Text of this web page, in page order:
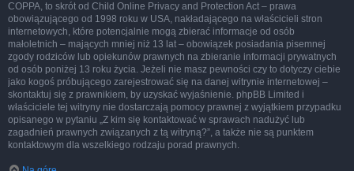
COPPA, to skrót od Child Online Privacy and Protection Act – prawa
obowiązującego od 1998 roku w USA, nakładającego na właścicieli stron
internetowych, które potencjalnie mogą zbierać informacje od osób
małoletnich – mających mniej niż 13 lat – obowiązek posiadania pisemnej
zgody rodziców lub opiekunów prawnych na zbieranie informacji prywatnych
od osób poniżej 13 roku życia. Jeżeli nie masz pewności czy to dotyczy ciebie
jako kogoś próbującego zarejestrować się na danej witrynie internetowej –
skontaktuj się z prawnikiem, by uzyskać wyjaśnienie. phpBB Limited i
właściciele tej witryny nie dostarczają pomocy prawnej z wyjątkiem przypadku
opisanego w pytaniu „Z kim się kontaktować w sprawach nadużyć lub
zagadnień prawnych związanych z tą witryną?”, a także nie są punktem
kontaktowym dla wszelkiego rodzaju porad prawnych.